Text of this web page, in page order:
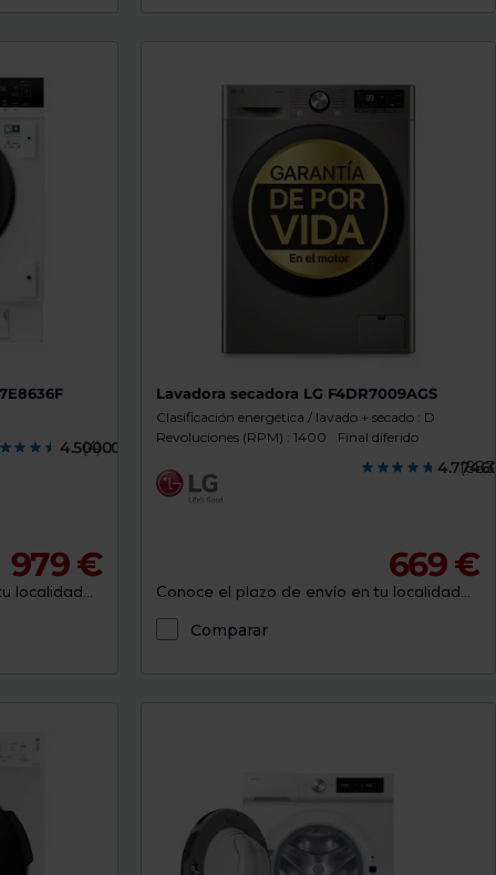
4.5000000
(4)
979 €
localidad...
Lavadora secadora LG F4DR7009AGS
Clasificación energética / lavado + secado : D
Revoluciones (RPM) : 1400
Final diferido
669 €
Conoce el plazo de envío en tu localidad...
Comparar